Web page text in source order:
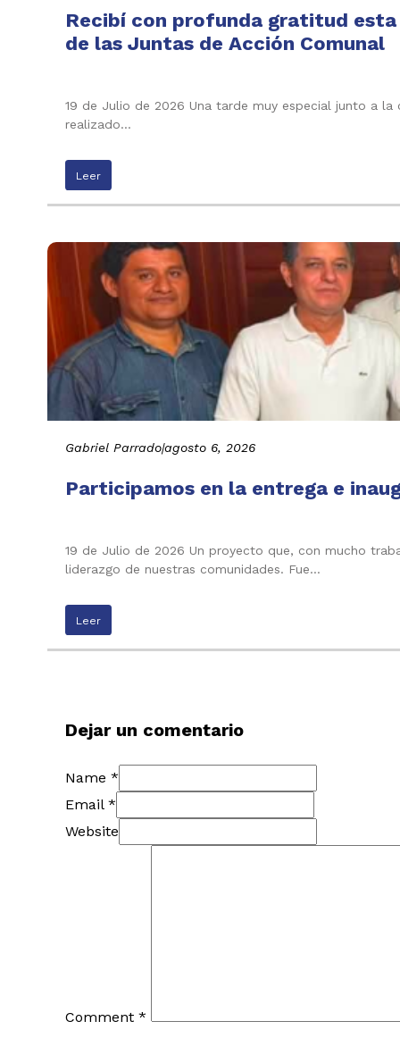
Recibí con profunda gratitud
de las Juntas de Acción Comunal
19 de Julio de 2026 Una tarde muy especial junto a
realizado…
Leer
Gabriel Parrado|agosto 6, 2026
Participamos en la entrega e
19 de Julio de 2026 Un proyecto que, con mucho
liderazgo de nuestras comunidades. Fue…
Leer
Dejar un comentario
Name *
Email *
Website
Comment *